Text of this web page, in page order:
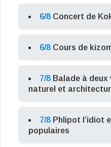
6/8 Concert de
6/8 Cours de
7/8 Balade à
naturel et
7/8 Phlipot l’idiot
populaires